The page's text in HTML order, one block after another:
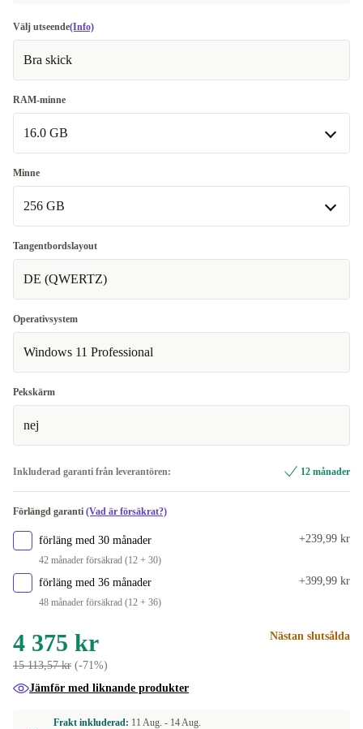
Välj utseende(Info)
Bra skick
RAM-minne
16.0 GB
16.0 GB
Tillgänglig i andra konfigurationer
32.0 GB
Minne
256 GB
256 GB
Tillgänglig i andra konfigurationer
512 GB
Tangentbordslayout
DE (QWERTZ)
Operativsystem
Windows 11 Professional
Pekskärm
nej
Inkluderad garanti från leverantören: 12 månader
Förlängd garanti (Vad är försäkrat?)
förläng med 30 månader
42 månader försäkrad (12 + 30)
+239,99 kr
förläng med 36 månader
48 månader försäkrad (12 + 36)
+399,99 kr
4 375 kr
15 113,57 kr (-71%)
Nästan slutsålda
Jämför med liknande produkter
Frakt inkluderad: 11 Aug. - 14 Aug.